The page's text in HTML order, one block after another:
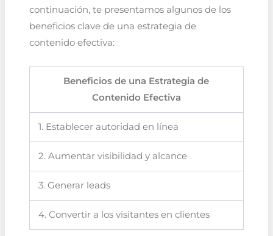
continuación, te presentamos algunos de los
beneficios clave de una estrategia de
contenido efectiva:
Beneficios de una Estrategia de
Contenido Efectiva
1. Establecer autoridad en línea
2. Aumentar visibilidad y alcance
3. Generar leads
4. Convertir a los visitantes en clientes